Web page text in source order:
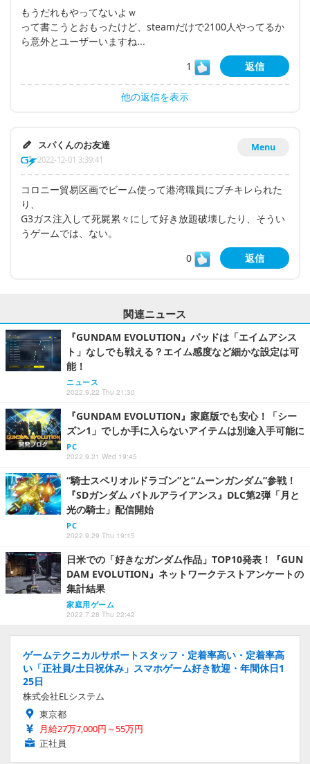
もうだれもやってないよｗ
って書こうとおもったけど、steamだけで2100人やってるか
ら意外とユーザーいますね...
1
返信
他の返信を表示
Menu
スパくんのお友達
2022-12-01 3:39:41
コロニー貿易区画でビーム使って港湾職員にブチキレられた
り、
G3ガス注入して死屍累々にして好き放題破壊したり、そうい
うゲームでは、ない。
0
返信
関連ニュース
『GUNDAM EVOLUTION』パッドは「エイムアシス
ト」なしでも戦える？エイム感度など細かな設定は可
能！
ニュース
2022.9.22 Thu 21:30
『GUNDAM EVOLUTION』家庭版でも安心！「シー
ズン1」でしか手に入らないアイテムは別途入手可能に
PC
2022.9.21 Wed 19:45
“騎士スペリオルドラゴン”と“ムーンガンダム”参戦！
『SDガンダム バトルアライアンス』DLC第2弾「月と
光の騎士」配信開始
PC
2022.9.29 Thu 19:15
日米での「好きなガンダム作品」TOP10発表！『GUN
DAM EVOLUTION』ネットワークテストアンケートの
集計結果
家庭用ゲーム
2022.7.28 Thu 22:42
ゲームテクニカルサポートスタッフ・定着率高い・定着率高
い「正社員/土日祝休み」スマホゲーム好き歓迎・年間休日1
25日
株式会社ELシステム
東京都
月給27万7,000円～55万円
正社員